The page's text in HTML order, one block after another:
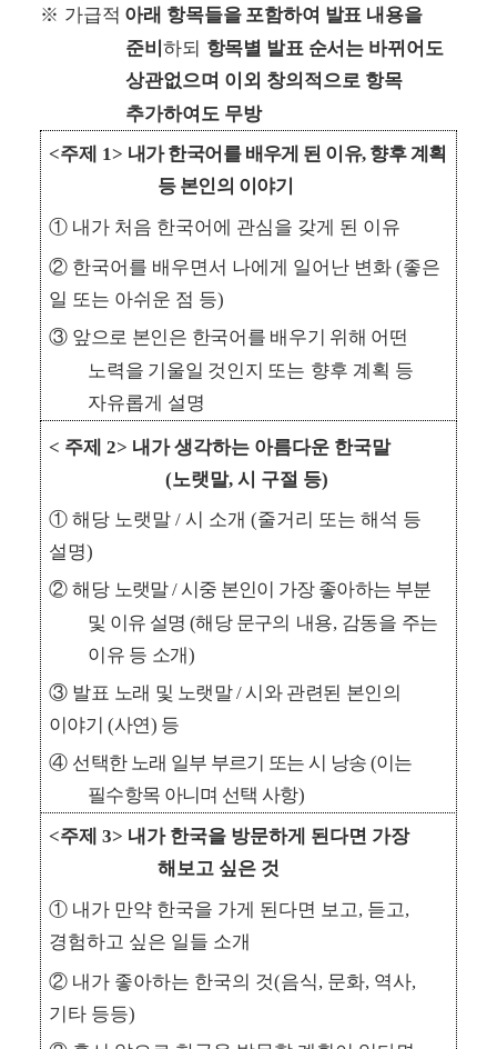
※ 가급적 아래 항목들을 포함하여 발표 내용을
준비 하되 항목별 발표 순서는 바뀌어도
상관없으며 이외 창의적으로 항목
추가하여도 무방
<주제 1> 내가 한국어를 배우게 된 이유, 향후 계획
등 본인의 이야기
① 내가 처음 한국어에 관심을 갖게 된 이유
② 한국어를 배우면서 나에게 일어난 변화 (좋은
일 또는 아쉬운 점 등)
③ 앞으로 본인은 한국어를 배우기 위해 어떤
노력을 기울일 것인지 또는 향후 계획 등
자유롭게 설명
< 주제 2> 내가 생각하는 아름다운 한국말
(노랫말,시 구절 등)
① 해당 노랫말 / 시 소개 (줄거리 또는 해석 등
설명)
② 해당 노랫말/시중 본인이 가장 좋아하는 부분
및 이유 설명 (해당 문구의 내용, 감동을 주는
이유 등 소개)
③ 발표 노래 및 노랫말/시와 관련된 본인의
이야기(사연) 등
④ 선택한 노래 일부 부르기 또는 시 낭송 (이는
필수항목 아니며 선택 사항)
<주제 3> 내가 한국을 방문하게 된다면 가장
해보고 싶은 것
① 내가 만약 한국을 가게 된다면 보고, 듣고,
경험하고 싶은 일들 소개
② 내가 좋아하는 한국의 것(음식, 문화, 역사,
기타 등등)